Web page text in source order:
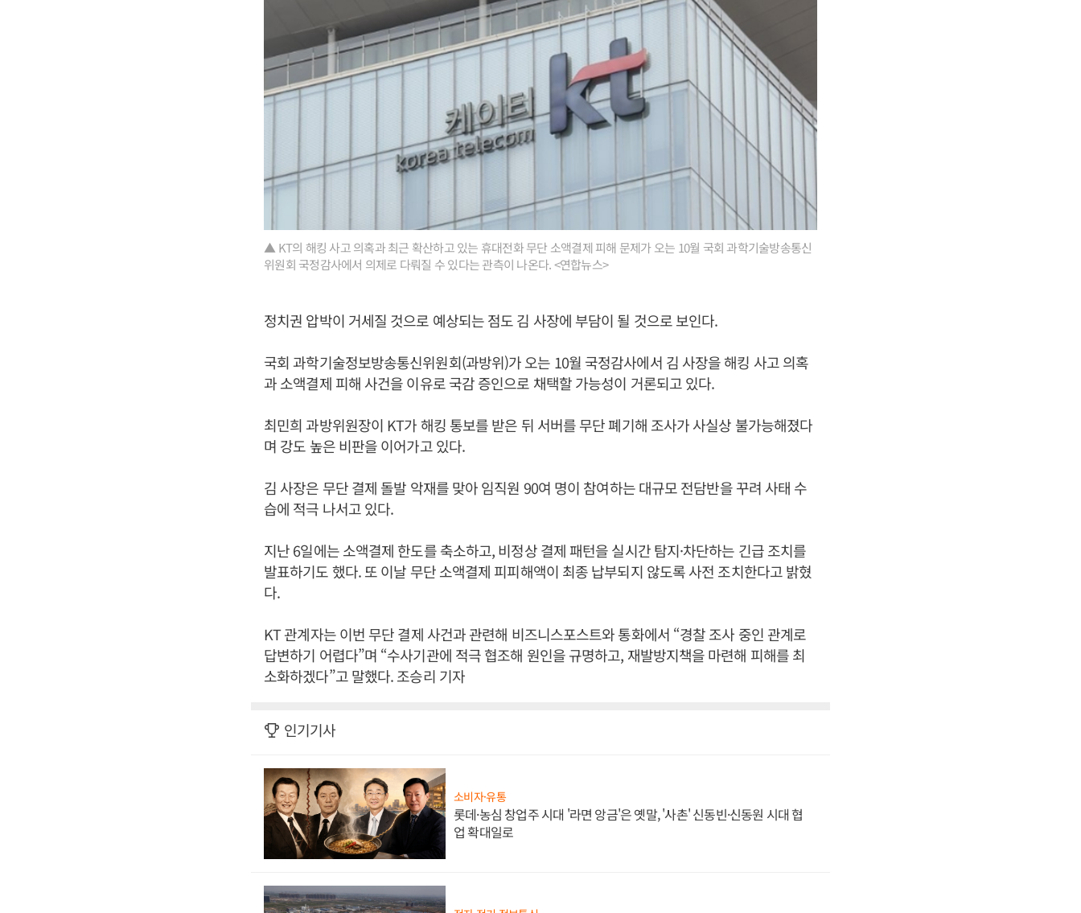
▲ KT의 해킹 사고 의혹과 최근 확산하고 있는 휴대전화 무단 소액결제 피해 문제가 오는 10월 국회 과학기술방송통신
위원회 국정감사에서 의제로 다뤄질 수 있다는 관측이 나온다. <연합뉴스>
정치권 압박이 거세질 것으로 예상되는 점도 김 사장에 부담이 될 것으로 보인다.
국회 과학기술정보방송통신위원회(과방위)가 오는 10월 국정감사에서 김 사장을 해킹 사고 의혹
과 소액결제 피해 사건을 이유로 국감 증인으로 채택할 가능성이 거론되고 있다.
최민희 과방위원장이 KT가 해킹 통보를 받은 뒤 서버를 무단 폐기해 조사가 사실상 불가능해졌다
며 강도 높은 비판을 이어가고 있다.
김 사장은 무단 결제 돌발 악재를 맞아 임직원 90여 명이 참여하는 대규모 전담반을 꾸려 사태 수
습에 적극 나서고 있다.
지난 6일에는 소액결제 한도를 축소하고, 비정상 결제 패턴을 실시간 탐지·차단하는 긴급 조치를
발표하기도 했다. 또 이날 무단 소액결제 피피해액이 최종 납부되지 않도록 사전 조치한다고 밝혔
다.
KT 관계자는 이번 무단 결제 사건과 관련해 비즈니스포스트와 통화에서 “경찰 조사 중인 관계로
답변하기 어렵다”며 “수사기관에 적극 협조해 원인을 규명하고, 재발방지책을 마련해 피해를 최
소화하겠다”고 말했다. 조승리 기자
인기기사
소비자·유통
롯데·농심 창업주 시대 '라면 앙금'은 옛말, '사촌' 신동빈·신동원 시대 협
업 확대일로